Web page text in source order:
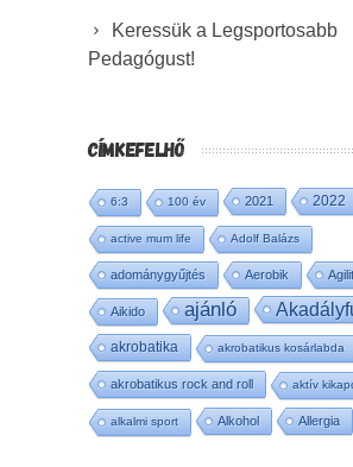
Keressük a Legsportosabb
Pedagógust!
CÍMKEFELHŐ
6:3 100 év 2021 2022
active mum life Adolf Balázs
adománygyűjtés Aerobik
Aikido ajánló
akrobatika akrobatikus kosárlabda
akrobatikus rock and roll aktív
alkalmi sport Alkohol Allergia